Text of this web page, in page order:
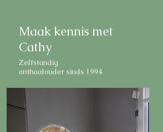
Maak kennis met
Cathy
Zelfstandig
onthaalouder sinds 1994